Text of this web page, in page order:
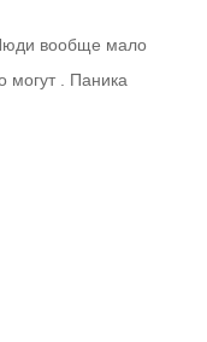
вообще мало
могут . Паника